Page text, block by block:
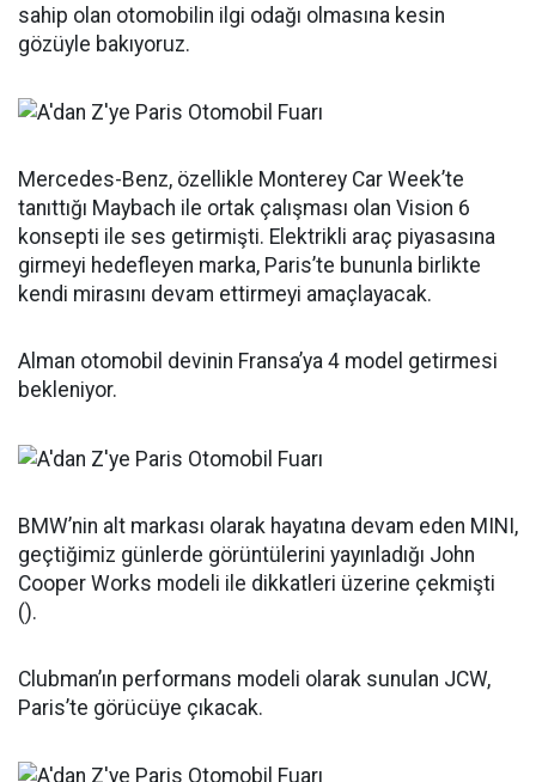
sahip olan otomobilin ilgi odağı olmasına kesin
gözüyle bakıyoruz.
Mercedes-Benz, özellikle Monterey Car Week’te
tanıttığı Maybach ile ortak çalışması olan Vision 6
konsepti ile ses getirmişti. Elektrikli araç piyasasına
girmeyi hedefleyen marka, Paris’te bununla birlikte
kendi mirasını devam ettirmeyi amaçlayacak.
Alman otomobil devinin Fransa’ya 4 model getirmesi
bekleniyor.
BMW’nin alt markası olarak hayatına devam eden MINI,
geçtiğimiz günlerde görüntülerini yayınladığı John
Cooper Works modeli ile dikkatleri üzerine çekmişti
().
Clubman’ın performans modeli olarak sunulan JCW,
Paris’te görücüye çıkacak.